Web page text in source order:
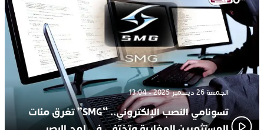
الجمعة 26 ديسمبر 2025 - 13:04
تسونامي النصب الإلكتروني.. “SMG” تغرق مئات